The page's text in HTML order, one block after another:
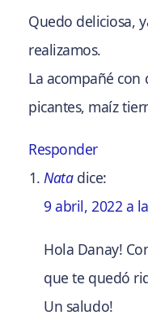
Quedo deliciosa,
realizamos.
La acompañé con
picantes, maíz
Responder
Nata dice:
9 abril, 2022 a
Hola Danay!
que te quedó
Un saludo!